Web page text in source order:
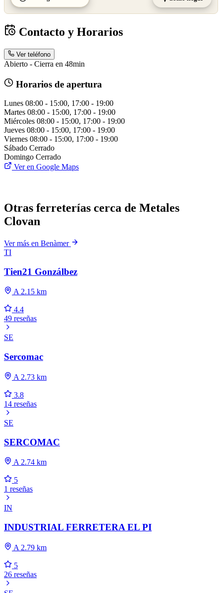
Contacto y Horarios
Ver teléfono
Abierto - Cierra en 48min
Horarios de apertura
Lunes 08:00 - 15:00, 17:00 - 19:00
Martes 08:00 - 15:00, 17:00 - 19:00
Miércoles 08:00 - 15:00, 17:00 - 19:00
Jueves 08:00 - 15:00, 17:00 - 19:00
Viernes 08:00 - 15:00, 17:00 - 19:00
Sábado Cerrado
Domingo Cerrado
Ver en Google Maps
Otras ferreterías cerca de Metales
Clovan
Ver más en Benàmer
TI
Tien21 Gonzálbez
A 2.15 km
4.4
49 reseñas
SE
Sercomac
A 2.73 km
3.8
14 reseñas
SE
SERCOMAC
A 2.74 km
5
1 reseñas
IN
INDUSTRIAL FERRETERA EL PI
A 2.79 km
5
26 reseñas